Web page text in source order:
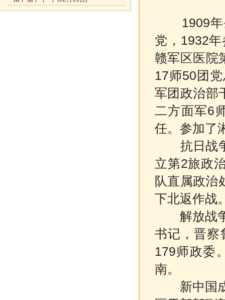
1909
党，1932
赣军区医院
17师50团
军团政治部
二方面军6
任。参加了
抗日战争
立第2旅政
队直属政治
下北返作战
解放战争
书记，晋察
179师政委
南。
新中国成